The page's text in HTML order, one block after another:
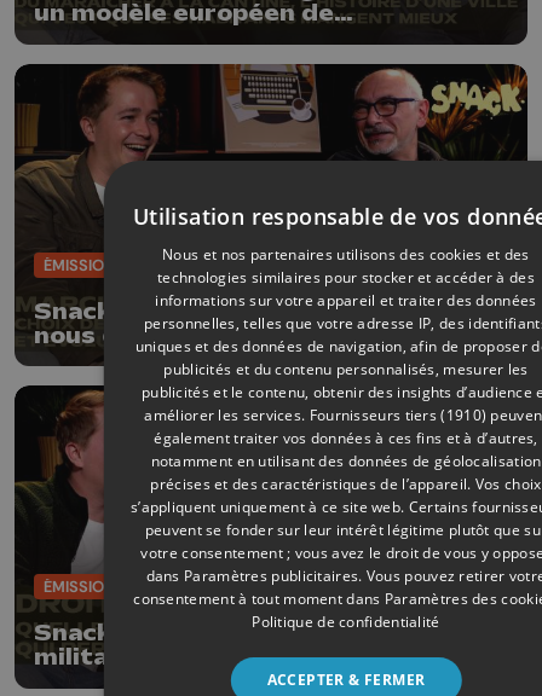
un modèle européen de
ÉMISSIONS 22/03/2026
Snack - Un marchand de la batte
nous explique tout sur le plus grand
marché d’Europe
ÉMISSIONS 15/03/2026
Snack - Droits des femmes : une
militante nous explique pourquoi
nous sommes encore loin de l'égalité
Utilisation responsable de vos
Nous et nos partenaires utilisons des cookies et des
technologies similaires pour stocker et accéder à des
informations sur votre appareil et traiter des données
personnelles, telles que votre adresse IP, des
uniques et des données de navigation, afin de proposer
publicités et du contenu personnalisés, mesurer les
publicités et le contenu, obtenir des insights d’audience
améliorer les services. Fournisseurs tiers (1910)
également traiter vos données à ces fins et à d’autres,
notamment en utilisant des données de géolocalisation
précises et des caractéristiques de l’appareil. Vos choix
s’appliquent uniquement à ce site web. Certains
peuvent se fonder sur leur intérêt légitime plutôt que
votre consentement ; vous avez le droit de vous y
dans Paramètres publicitaires. Vous pouvez retirer
consentement à tout moment dans Paramètres des
Politique de confidentialité
ACCEPTER & FERMER